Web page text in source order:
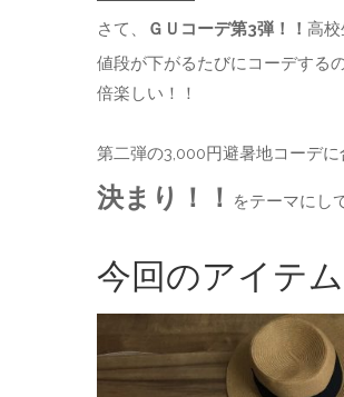
さて、 ＧＵコーデ第3弾！！ 高校
値段が下がるたびにコーデする
倍楽しい！！
第二弾の3,000円避暑地コーデ
決まり！！
をテーマにし
今回のアイテ